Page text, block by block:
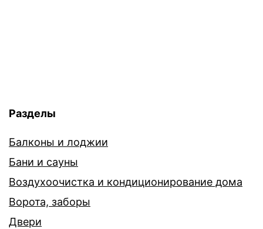
Разделы
Балконы и лоджии
Бани и сауны
Воздухоочистка и кондиционирование дома
Ворота, заборы
Двери